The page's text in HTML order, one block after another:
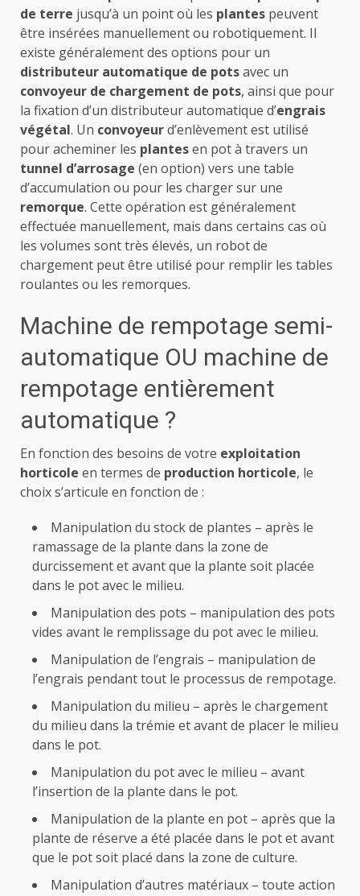
de terre jusqu’à un point où les plantes peuvent
être insérées manuellement ou robotiquement. Il
existe généralement des options pour un
distributeur automatique de potsavec un
convoyeur de chargement de pots, ainsi que pour
la fixation d’un distributeur automatique d’engrais
végétal. Un convoyeurd’enlèvement est utilisé
pour acheminer les plantesen pot à travers un
tunnel d’arrosage (en option) vers une table
d’accumulation ou pour les charger sur une
remorque. Cette opération est généralement
effectuée manuellement, mais dans certains cas où
les volumes sont très élevés, un robot de
chargement peut être utilisé pour remplir les tables
roulantes ou les remorques.
Machine de rempotage semi-
automatique OU machine de
rempotage entièrement
automatique ?
En fonction des besoins de votre exploitation
horticole en termes de production horticole, le
choix s’articule en fonction de :
Manipulation du stock de plantes – après le
ramassage de la plante dans la zone de
durcissement et avant que la plante soit placée
dans le pot avec le milieu.
Manipulation des pots – manipulation des pots
vides avant le remplissage du pot avec le milieu.
Manipulation de l’engrais – manipulation de
l’engrais pendant tout le processus de rempotage.
Manipulation du milieu – après le chargement
du milieu dans la trémie et avant de placer le milieu
dans le pot.
Manipulation du pot avec le milieu – avant
l’insertion de la plante dans le pot.
Manipulation de la plante en pot – après que la
plante de réserve a été placée dans le pot et avant
que le pot soit placé dans la zone de culture.
Manipulation d’autres matériaux – toute action